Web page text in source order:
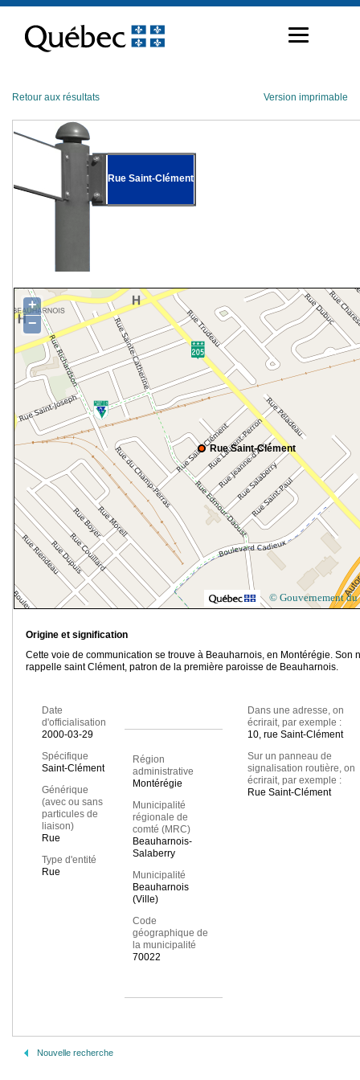
contenu
Retour aux résultats Version imprimable
Rue Saint-Clément
Rue Saint-Clément
+
−
© Gouvernement du
Origine et signification
Cette voie de communication se trouve à Beauharnois, en Montérégie. Son
rappelle saint Clément, patron de la première paroisse de Beauharnois.
Date
d'officialisation
2000-03-29
Spécifique
Saint-Clément
Générique
(avec ou sans
particules de
liaison)
Rue
Type d'entité
Rue
Région
administrative
Montérégie
Municipalité
régionale de
comté (MRC)
Beauharnois-
Salaberry
Municipalité
Beauharnois
(Ville)
Code
géographique de
la municipalité
70022
Dans une adresse, on
écrirait, par exemple :
10, rue Saint-Clément
Sur un panneau de
signalisation routière, on
écrirait, par exemple :
Rue Saint-Clément
Nouvelle recherche